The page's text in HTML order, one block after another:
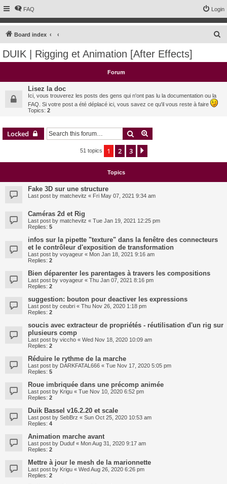
FAQ Login
Board index
c
DUIK | Rigging et Animation [After Effects]
Forum
Lisez la doc
Ici, vous trouverez les posts des gens qui n'ont pas lu la documentation ou la
FAQ. Si votre post a été déplacé ici, vous savez ce qu'il vous reste à faire
Topics: 2
Locked Search
51 topics 1 2 3
Topics
Fake 3D sur une structure
Last post by matchevitz « Fri May 07, 2021 9:34 am
Caméras 2d et Rig
Last post by matchevitz « Tue Jan 19, 2021 12:25 pm
Replies: 5
infos sur la pipette "texture" dans la fenêtre des connecteurs
et le contrôleur d'exposition de transformation
Last post by voyageur « Mon Jan 18, 2021 9:16 am
Replies: 2
Bien déparenter les parentages à travers les compositions
Last post by voyageur « Thu Jan 07, 2021 8:16 pm
Replies: 2
suggestion: bouton pour deactiver les expressions
Last post by ceubri « Thu Nov 26, 2020 1:18 pm
Replies: 2
soucis avec extracteur de propriétés - réutilisation d'un rig sur
plusieurs comp
Last post by viccho « Wed Nov 18, 2020 10:09 am
Replies: 2
Réduire le rythme de la marche
Last post by DARKFATAL666 « Tue Nov 17, 2020 5:05 pm
Replies: 5
Roue imbriquée dans une précomp animée
Last post by Krigu « Tue Nov 10, 2020 6:52 pm
Replies: 2
Duik Bassel v16.2.20 et scale
Last post by SebBrz « Sun Oct 25, 2020 10:53 am
Replies: 4
Animation marche avant
Last post by Duduf « Mon Aug 31, 2020 9:17 am
Replies: 2
Mettre à jour le mesh de la marionnette
Last post by Krigu « Wed Aug 26, 2020 6:26 pm
Replies: 2